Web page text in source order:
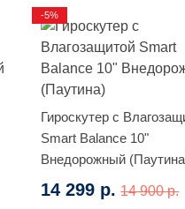
Гироскутер с
Smart Balance 10"
Внедорожный
14 299 р. 14 900 р.
-5%